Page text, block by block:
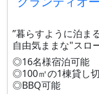
”暮らすように泊ま
自由気ままな"スロ
◎16名様宿泊可能
◎100㎡の1棟貸し
◎BBQ可能